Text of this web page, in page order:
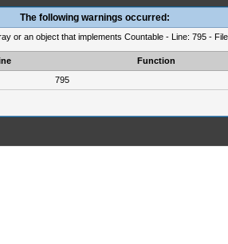
The following warnings occurred:
or an object that implements Countable - Line: 795 -
Function
795